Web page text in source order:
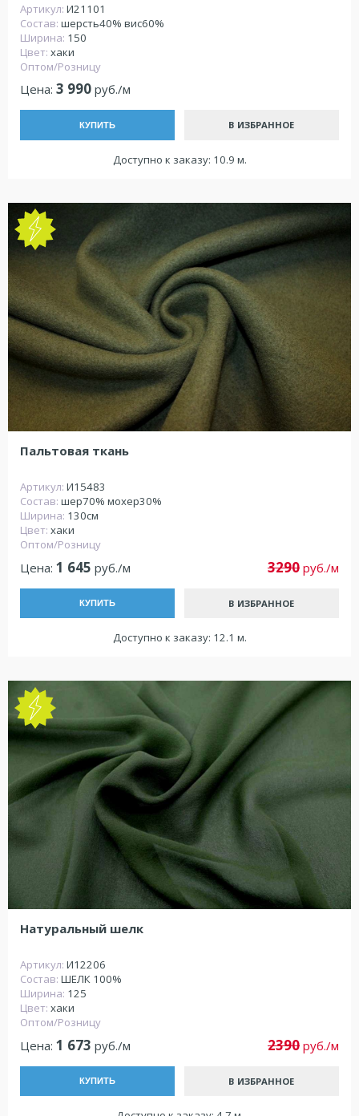
Артикул: И21101
Состав: шерсть40% вис60%
Ширина: 150
Цвет: хаки
Оптом/Розницу
Цена: 3 990 руб./м
КУПИТЬ В ИЗБРАННОЕ
Доступно к заказу: 10.9 м.
Пальтовая ткань
Артикул: И15483
Состав: шер70% мохер30%
Ширина: 130см
Цвет: хаки
Оптом/Розницу
Цена: 1 645 руб./м 3290 руб./м
КУПИТЬ В ИЗБРАННОЕ
Доступно к заказу: 12.1 м.
Натуральный шелк
Артикул: И12206
Состав: ШЕЛК 100%
Ширина: 125
Цвет: хаки
Оптом/Розницу
Цена: 1 673 руб./м 2390 руб./м
КУПИТЬ В ИЗБРАННОЕ